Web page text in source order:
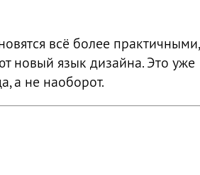
всё более практичными,
новый язык дизайна. Это уже
а не наоборот.